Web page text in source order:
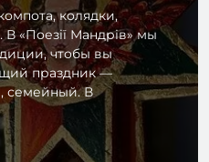
колядки,
«Поезії Мандрів» мы
чтобы вы
праздник —
семейный. В